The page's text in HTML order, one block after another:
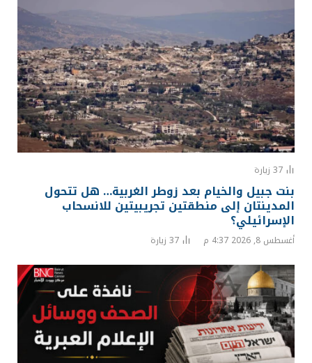
37 زيارة
بنت جبيل والخيام بعد زوطر الغربية… هل تتحول
المدينتان إلى منطقتين تجريبيتين للانسحاب
الإسرائيلي؟
أغسطس 8, 2026 4:37 م 37 زيارة